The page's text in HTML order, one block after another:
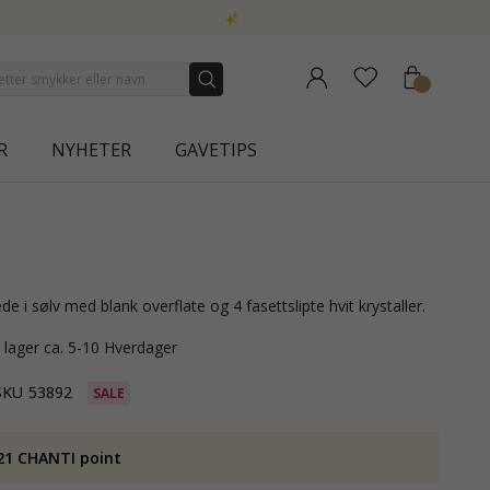
NYHETER GAVETIPS
i sølv med blank overflate og 4 fasettslipte hvit krystaller.
ca. 5-10 Hverdager
53892 SALE
CHANTI point